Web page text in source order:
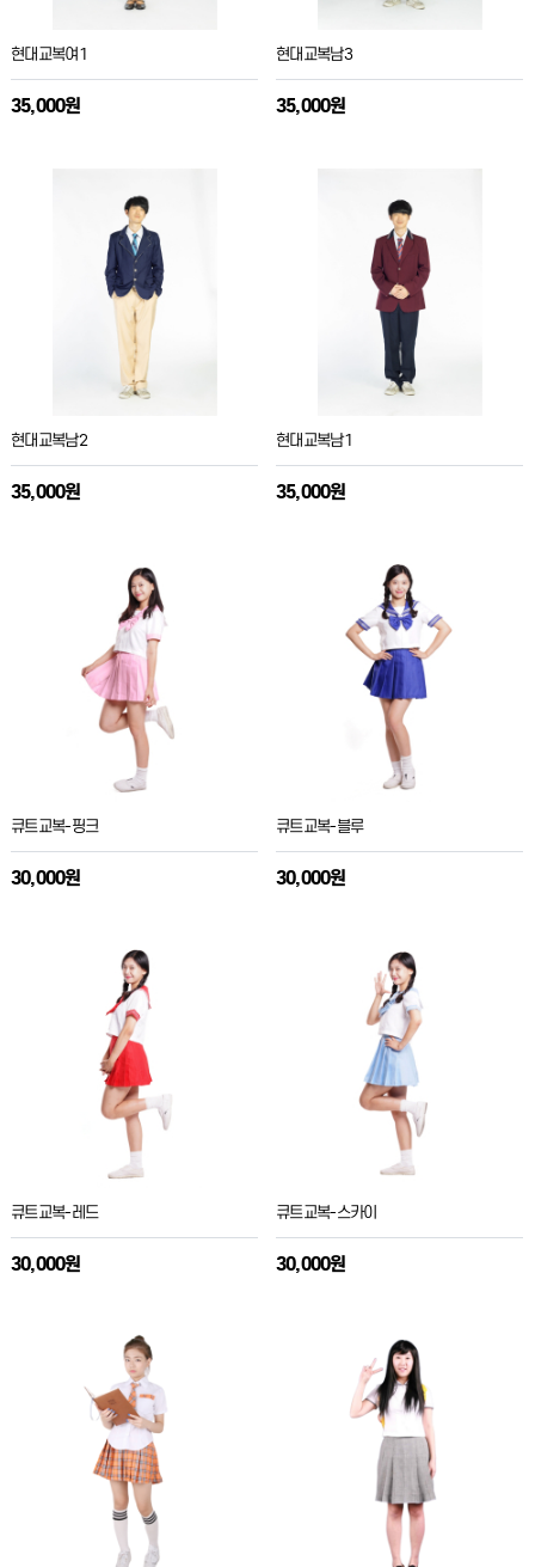
현대교복여1
35,000원
현대교복남3
35,000원
현대교복남2
35,000원
현대교복남1
35,000원
큐트교복-핑크
30,000원
큐트교복-블루
30,000원
큐트교복-레드
30,000원
큐트교복-스카이
30,000원